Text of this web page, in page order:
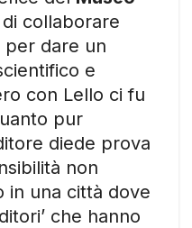
collaborare
per dare un
e
con Lello ci fu
pur
diede prova
non
in una città dove
che hanno